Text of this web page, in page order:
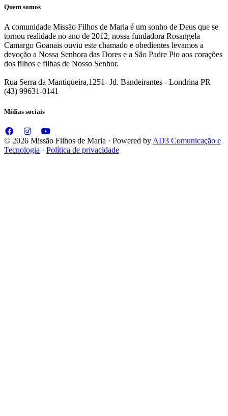
Quem somos
A comunidade Missão Filhos de Maria é um sonho de Deus que se
tornou realidade no ano de 2012, nossa fundadora Rosangela
Camargo Goanais ouviu este chamado e obedientes levamos a
devoção a Nossa Senhora das Dores e a São Padre Pio aos corações
dos filhos e filhas de Nosso Senhor.
Rua Serra da Mantiqueira,1251- Jd. Bandeirantes - Londrina PR
(43) 99631-0141
Mídias sociais
© 2026 Missão Filhos de Maria · Powered by AD3 Comunicação e
Tecnologia · Política de privacidade